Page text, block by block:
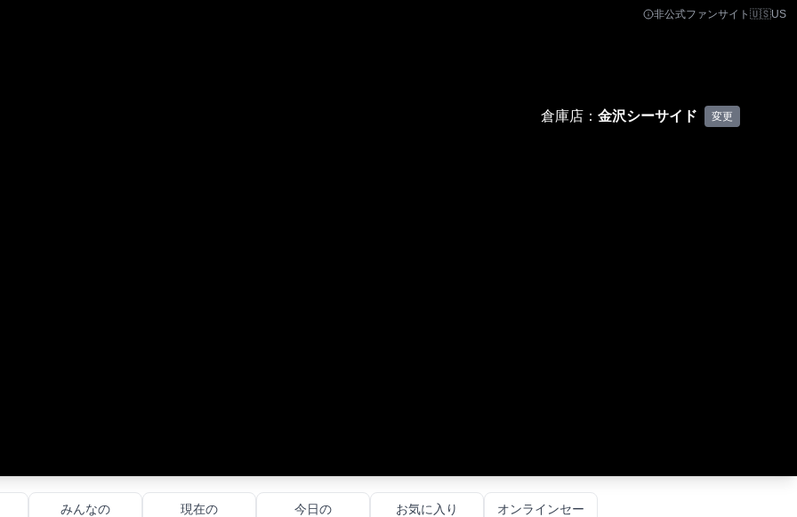
非公式ファンサイト 🇺🇸US
倉庫店： 金沢シーサイド 変更
みんなの
現在の
今日の
お気に入り
オンラインセー